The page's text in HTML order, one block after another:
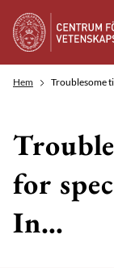
Hem Troublesome
for
In…